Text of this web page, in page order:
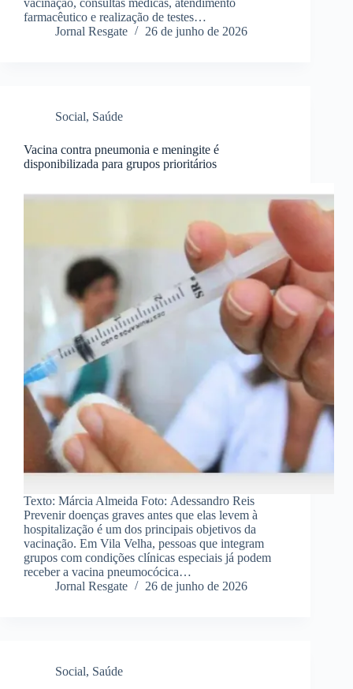
vacinação, consultas médicas, atendimento
farmacêutico e realização de testes…
Jornal Resgate
26 de junho de 2026
Social, Saúde
Vacina contra pneumonia e meningite é
disponibilizada para grupos prioritários
Texto: Márcia Almeida Foto: Adessandro Reis
Prevenir doenças graves antes que elas levem à
hospitalização é um dos principais objetivos da
vacinação. Em Vila Velha, pessoas que integram
grupos com condições clínicas especiais já podem
receber a vacina pneumocócica…
Jornal Resgate
26 de junho de 2026
Social, Saúde